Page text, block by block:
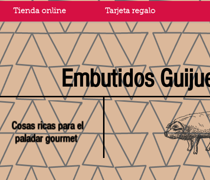
Tienda online Tarjeta regalo
Cosas ricas para el
paladar gourmet
Embutidos